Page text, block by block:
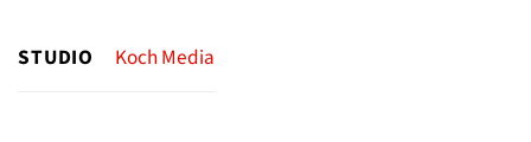
STUDIO Koch Media